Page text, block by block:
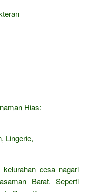
Hias:
Lingerie,
desa nagari
Barat. Seperti